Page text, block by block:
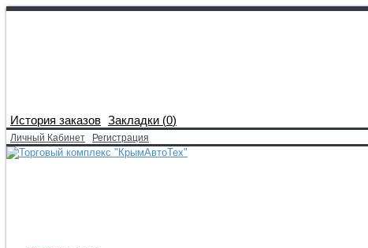
История заказов Закладки (0)
Личный Кабинет Регистрация